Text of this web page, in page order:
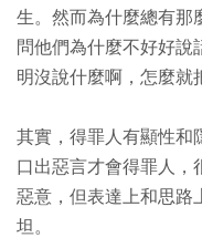
生。然而為什麼總有那
問他們為什麼不好好說
明沒說什麼啊，怎麼就
其實，得罪人有顯性和
口出惡言才會得罪人，
惡意，但表達上和思路
坦。